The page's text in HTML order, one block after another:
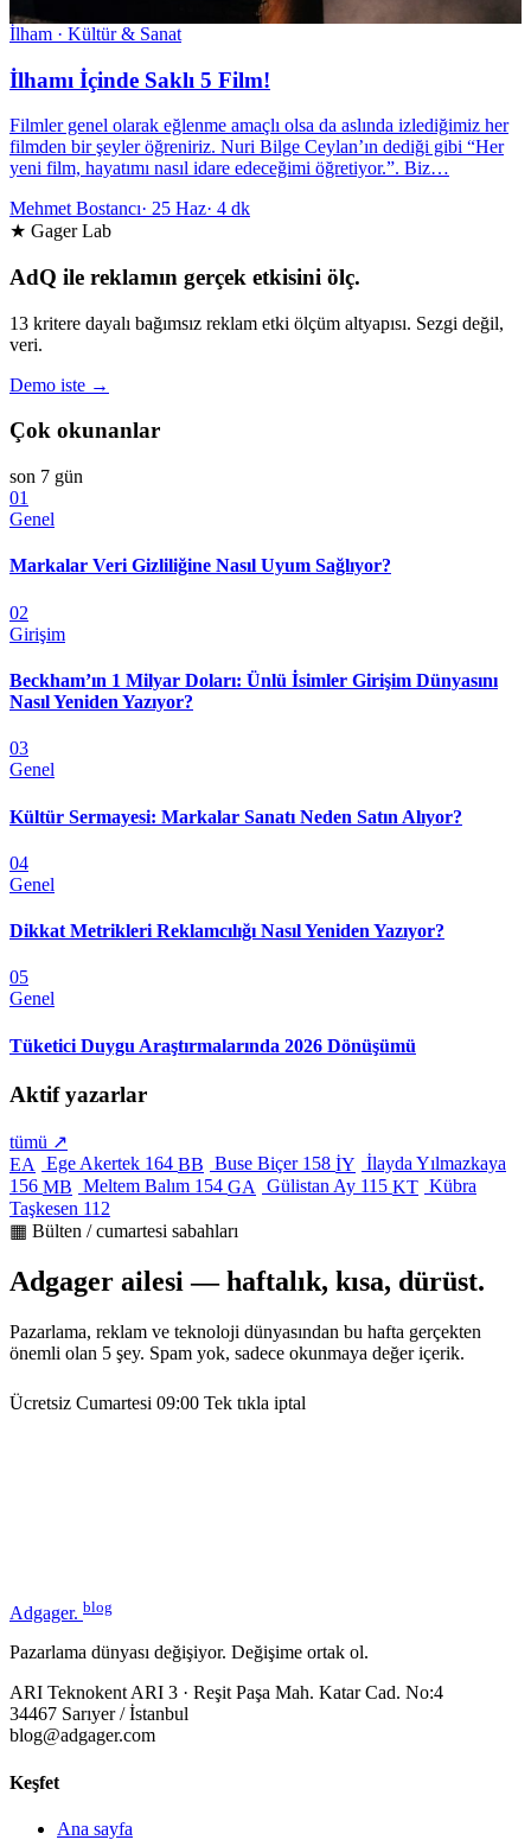
İlham · Kültür & Sanat
İlhamı İçinde Saklı 5 Film!
Filmler genel olarak eğlenme amaçlı olsa da aslında izlediğimiz her
filmden bir şeyler öğreniriz. Nuri Bilge Ceylan’ın dediği gibi “Her
yeni film, hayatımı nasıl idare edeceğimi öğretiyor.”. Biz…
Mehmet Bostancı· 25 Haz· 4 dk
★ Gager Lab
AdQ ile reklamın gerçek etkisini ölç.
13 kritere dayalı bağımsız reklam etki ölçüm altyapısı. Sezgi değil,
veri.
Demo iste →
Çok okunanlar
son 7 gün
01
Genel
Markalar Veri Gizliliğine Nasıl Uyum Sağlıyor?
02
Girişim
Beckham’ın 1 Milyar Doları: Ünlü İsimler Girişim Dünyasını
Nasıl Yeniden Yazıyor?
03
Genel
Kültür Sermayesi: Markalar Sanatı Neden Satın Alıyor?
04
Genel
Dikkat Metrikleri Reklamcılığı Nasıl Yeniden Yazıyor?
05
Genel
Tüketici Duygu Araştırmalarında 2026 Dönüşümü
Aktif yazarlar
tümü ↗
EA
Ege Akertek 164 BB Buse Biçer 158 İY İlayda Yılmazkaya
156 MB Meltem Balım 154 GA Gülistan Ay 115 KT Kübra
Taşkesen 112
▦ Bülten / cumartesi sabahları
Adgager ailesi — haftalık, kısa, dürüst.
Pazarlama, reklam ve teknoloji dünyasından bu hafta gerçekten
önemli olan 5 şey. Spam yok, sadece okunmaya değer içerik.
Ücretsiz Cumartesi 09:00 Tek tıkla iptal
Adgager. blog
Pazarlama dünyası değişiyor. Değişime ortak ol.
ARI Teknokent ARI 3 · Reşit Paşa Mah. Katar Cad. No:4
34467 Sarıyer / İstanbul
blog@adgager.com
Keşfet
Ana sayfa